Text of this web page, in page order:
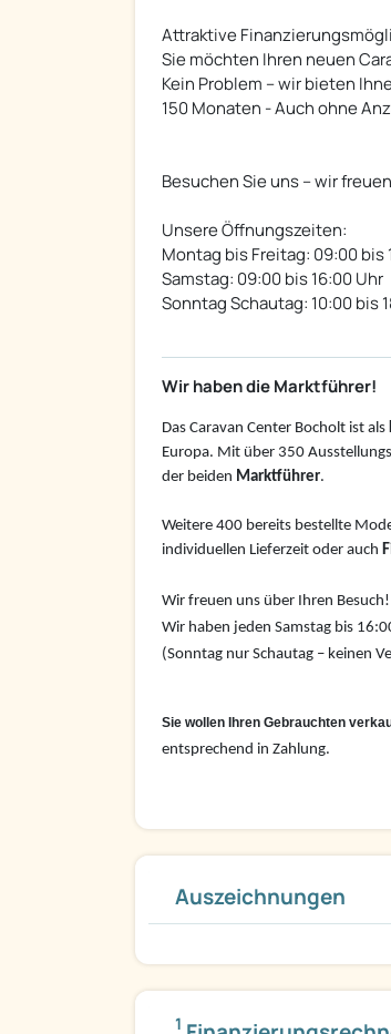
Attraktive
Sie möchten Ihren neuen
Kein Problem – wir bieten
150 Monaten - Auch ohne
Besuchen Sie uns – wir
Unsere Öffnungszeiten:
Montag bis Freitag: 09:00 bis
Samstag: 09:00 bis 16:00 Uhr
Sonntag Schautag: 10:00 bis
Wir haben die Marktführer!
Das Caravan Center Bocholt ist als
Europa. Mit über 350
der beiden Marktführer.
Weitere 400 bereits bestellte
individuellen Lieferzeit oder auch
Wir freuen uns über Ihren Besuch!
Wir haben jeden Samstag bis
(Sonntag nur Schautag – keinen
Sie wollen Ihren Gebrauchten
entsprechend in Zahlung.
Auszeichnungen
1